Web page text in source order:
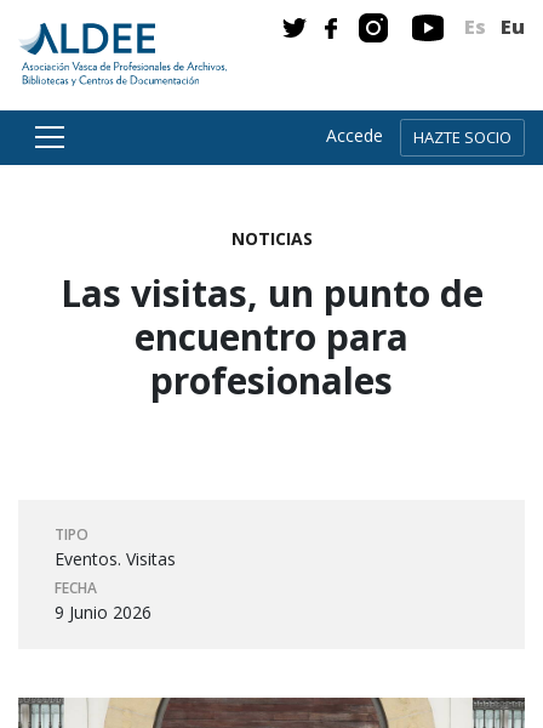
Es Eu
Accede HAZTE SOCIO
NOTICIAS
Las visitas, un punto de
encuentro para
profesionales
TIPO
Eventos. Visitas
FECHA
9 Junio 2026